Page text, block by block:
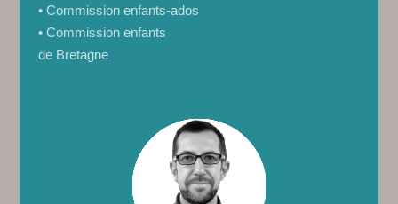
• Commission enfants-ados
• Commission enfants
de Bretagne